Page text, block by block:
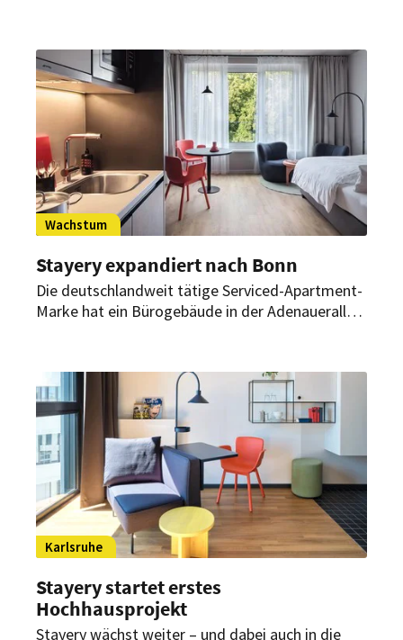
zentralen Stadtgebiet, sichert sich Stayery damit
eine strategisch starke Adresse direkt am
Kurfürstendamm.
Wachstum
Stayery expandiert nach Bonn
Die deutschlandweit tätige Serviced-Apartment-
Marke hat ein Bürogebäude in der Adenauerallee
Haus mit 79 Einheiten und umfangreichen
Community-Flächen umgewandelt werden. Die
Eröffnung ist für Mitte 2027 geplant.
Karlsruhe
Stayery startet erstes
Hochhausprojekt
Stayery wächst weiter – und dabei auch in die